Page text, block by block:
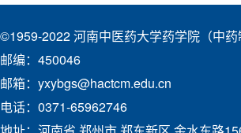
©1959-2022 河南中医药大学药学院（中
邮编：450046
邮箱：yxybgs@hactcm.edu.cn
电话：0371-65962746